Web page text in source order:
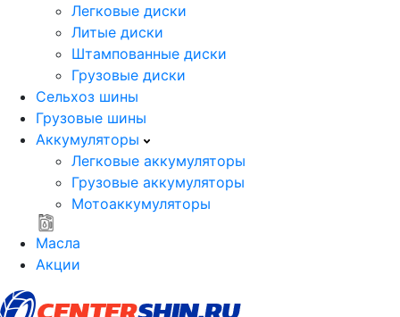
Легковые диски
Литые диски
Штампованные диски
Грузовые диски
Сельхоз шины
Грузовые шины
Аккумуляторы
Легковые аккумуляторы
Грузовые аккумуляторы
Мотоаккумуляторы
Масла
Акции